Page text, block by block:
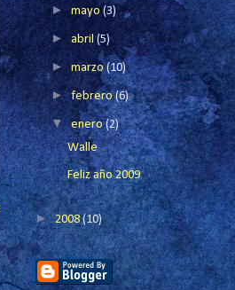
► mayo(3)
►abril (5)
►marzo(10)
►febrero(6)
▼enero(2)
Walle
Feliz año 2009
►2008(10)